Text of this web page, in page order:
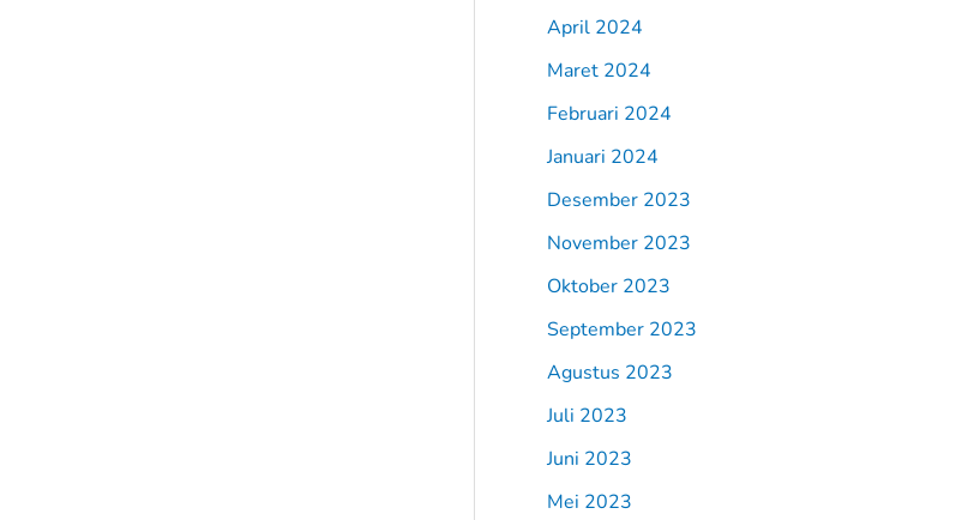
April 2024
Maret 2024
Februari 2024
Januari 2024
Desember 2023
November 2023
Oktober 2023
September 2023
Agustus 2023
Juli 2023
Juni 2023
Mei 2023